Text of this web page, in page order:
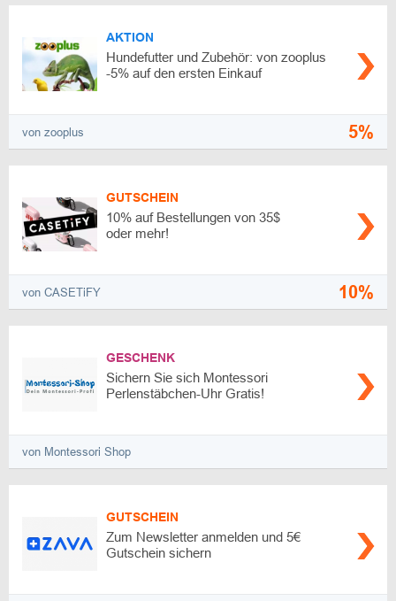
AKTION
Hundefutter und Zubehör: von zooplus
-5% auf den ersten Einkauf
von zooplus 5%
GUTSCHEIN
10% auf Bestellungen von 35$
oder mehr!
von CASETiFY 10%
GESCHENK
Sichern Sie sich Montessori
Perlenstäbchen-Uhr Gratis!
von Montessori Shop
GUTSCHEIN
Zum Newsletter anmelden und 5€
Gutschein sichern